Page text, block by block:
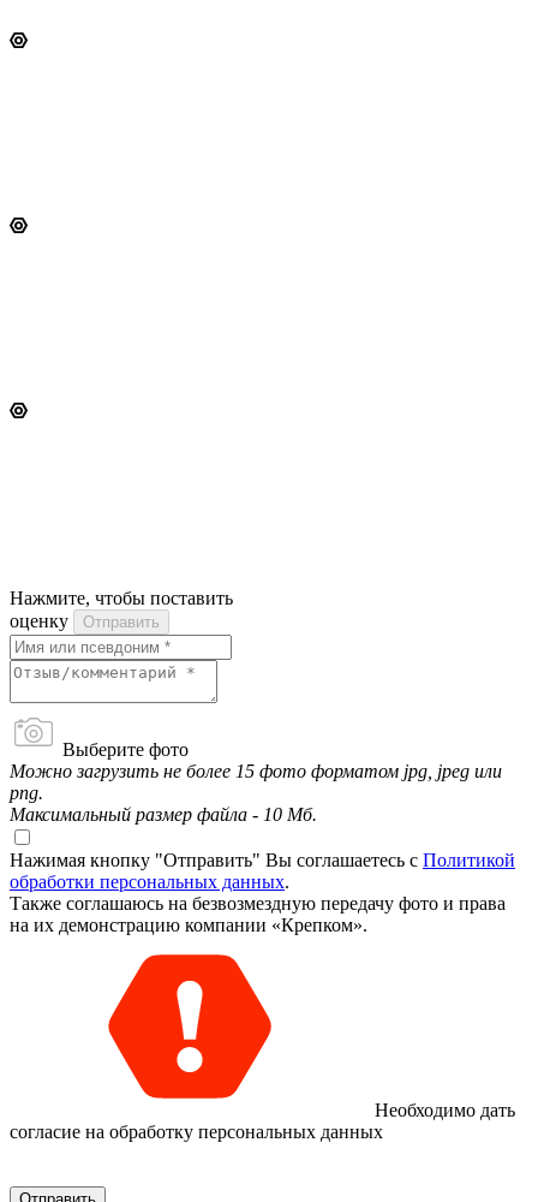
Нажмите, чтобы поставить
оценку
Отправить
Выберите фото
Можно загрузить не более 15 фото форматом jpg, jpeg или
png.
Максимальный размер файла - 10 Мб.
Нажимая кнопку "Отправить" Вы соглашаетесь с Политикой
обработки персональных данных.
Также соглашаюсь на безвозмездную передачу фото и права
на их демонстрацию компании «Крепком».
Необходимо дать
согласие на обработку персональных данных